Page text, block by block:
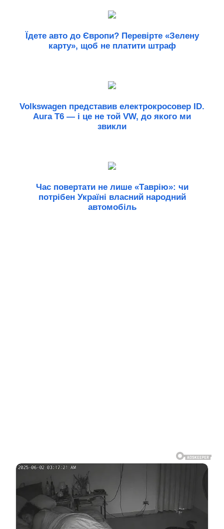
Їдете авто до Європи? Перевірте «Зелену
карту», щоб не платити штраф
Volkswagen представив електрокросовер ID.
Aura T6 — і це не той VW, до якого ми
звикли
Час повертати не лише «Таврію»: чи
потрібен Україні власний народний
автомобіль